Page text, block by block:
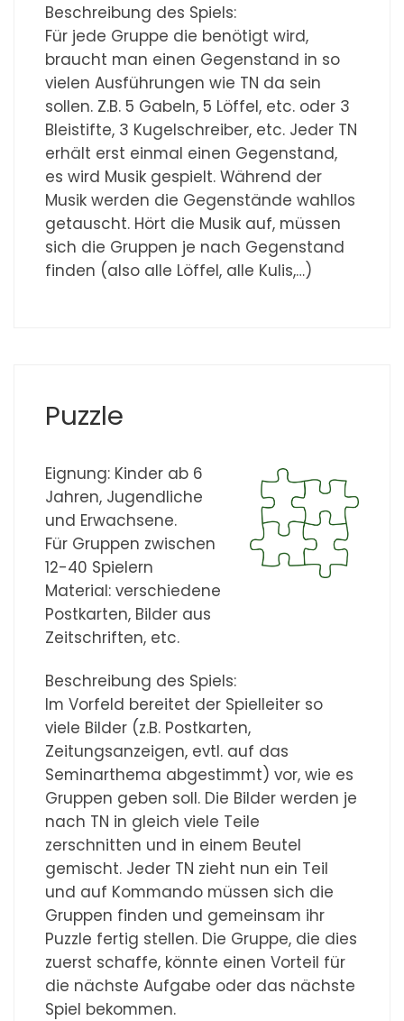
Beschreibung des Spiels:
Für jede Gruppe die benötigt wird,
braucht man einen Gegenstand in so
vielen Ausführungen wie TN da sein
sollen. Z.B. 5 Gabeln, 5 Löffel, etc. oder 3
Bleistifte, 3 Kugelschreiber, etc. Jeder TN
erhält erst einmal einen Gegenstand,
es wird Musik gespielt. Während der
Musik werden die Gegenstände wahllos
getauscht. Hört die Musik auf, müssen
sich die Gruppen je nach Gegenstand
finden (also alle Löffel, alle Kulis,…)
Puzzle
Eignung: Kinder ab 6
Jahren, Jugendliche
und Erwachsene.
Für Gruppen zwischen
12-40 Spielern
Material: verschiedene
Postkarten, Bilder aus
Zeitschriften, etc.
Beschreibung des Spiels:
Im Vorfeld bereitet der Spielleiter so
viele Bilder (z.B. Postkarten,
Zeitungsanzeigen, evtl. auf das
Seminarthema abgestimmt) vor, wie es
Gruppen geben soll. Die Bilder werden je
nach TN in gleich viele Teile
zerschnitten und in einem Beutel
gemischt. Jeder TN zieht nun ein Teil
und auf Kommando müssen sich die
Gruppen finden und gemeinsam ihr
Puzzle fertig stellen. Die Gruppe, die dies
zuerst schaffe, könnte einen Vorteil für
die nächste Aufgabe oder das nächste
Spiel bekommen.